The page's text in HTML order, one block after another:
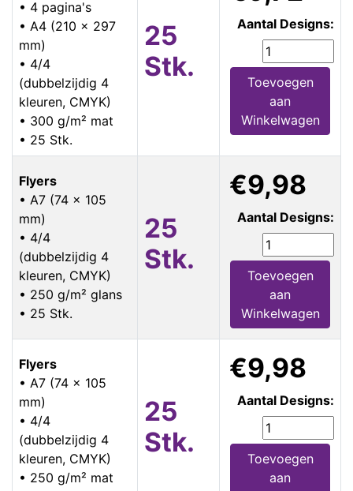
• 4 pagina's
• A4 (210 x 297
mm)
• 4/4
(dubbelzijdig 4
kleuren, CMYK)
• 300 g/m² mat
• 25 Stk.
25
Stk.
Aantal Designs:
Toevoegen
aan
Winkelwagen
Flyers
• A7 (74 x 105
mm)
• 4/4
(dubbelzijdig 4
kleuren, CMYK)
• 250 g/m² glans
• 25 Stk.
25
Stk.
€9,98
Aantal Designs:
Toevoegen
aan
Winkelwagen
Flyers
• A7 (74 x 105
mm)
• 4/4
(dubbelzijdig 4
kleuren, CMYK)
• 250 g/m² mat
25
Stk.
€9,98
Aantal Designs:
Toevoegen
aan